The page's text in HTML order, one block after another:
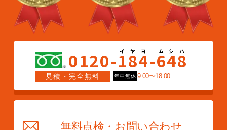
0120-184-648
見積・完全無料 年中無休 9:00〜18:00
無料点検・お問い合わせ